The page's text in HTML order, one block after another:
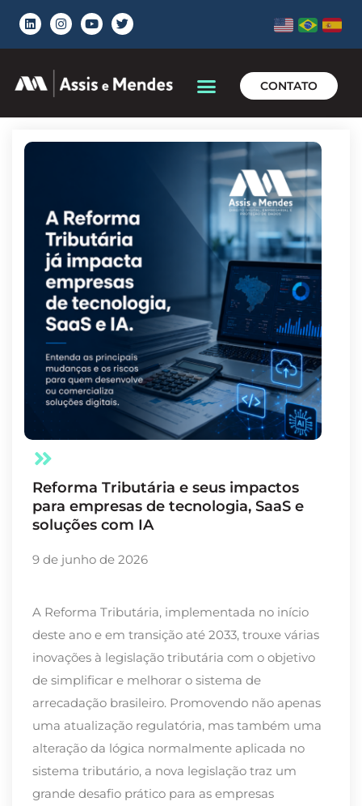
CONTATO
Reforma Tributária e seus impactos
para empresas de tecnologia, SaaS e
soluções com IA
9 de junho de 2026
A Reforma Tributária, implementada no início
deste ano e em transição até 2033, trouxe várias
inovações à legislação tributária com o objetivo
de simplificar e melhorar o sistema de
arrecadação brasileiro. Promovendo não apenas
uma atualização regulatória, mas também uma
alteração da lógica normalmente aplicada no
sistema tributário, a nova legislação traz um
grande desafio prático para as empresas